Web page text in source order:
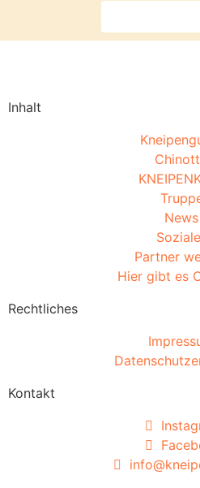
Inhalt
News
Partner
Hier gibt es
Rechtliches
Kontakt